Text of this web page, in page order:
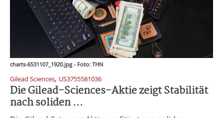
charts-6531107_1920.jpg - Foto: THN
Gilead Sciences, US3755581036
Die Gilead-Sciences-Aktie zeigt Stabilität
nach soliden ...